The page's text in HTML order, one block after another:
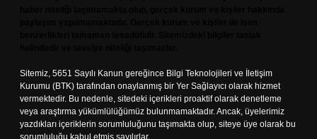
Sitemiz, 5651 Sayılı Kanun gereğince Bilgi Teknolojileri ve İletişim
Kurumu (BTK) tarafından onaylanmış bir Yer Sağlayıcı olarak hizmet
vermektedir. Bu nedenle, sitedeki içerikleri proaktif olarak denetleme
veya araştırma yükümlülüğümüz bulunmamaktadır. Ancak, üyelerimiz
yazdıkları içeriklerin sorumluluğunu taşımakta olup, siteye üye olarak bu
sorumluluğu kabul etmiş sayılırlar.